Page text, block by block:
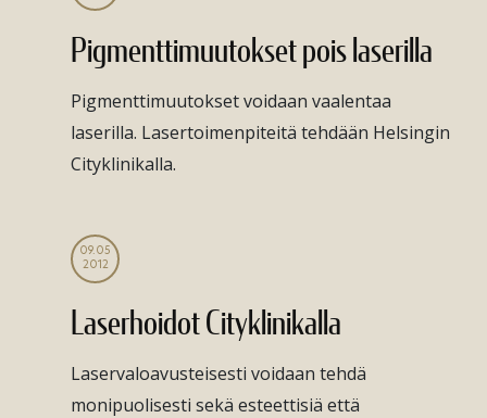
Pigmenttimuutokset pois laserilla
Pigmenttimuutokset voidaan vaalentaa
laserilla. Lasertoimenpiteitä tehdään Helsingin
Cityklinikalla.
09.05
2012
Laserhoidot Cityklinikalla
Laservaloavusteisesti voidaan tehdä
monipuolisesti sekä esteettisiä että